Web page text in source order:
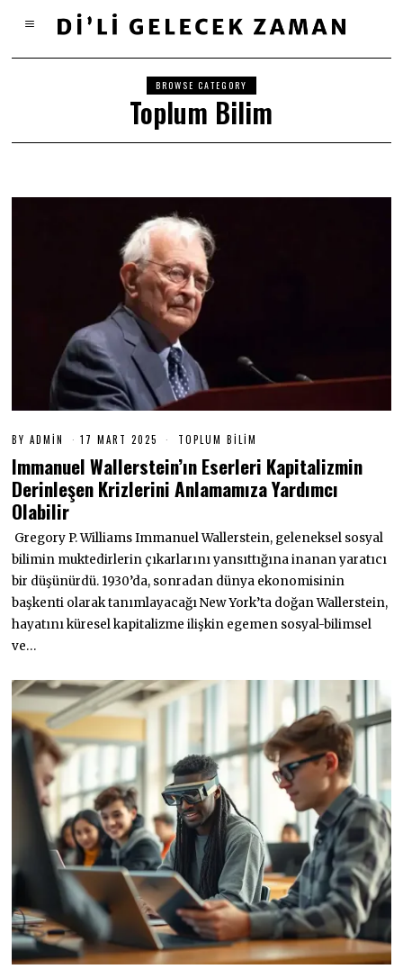
BROWSE CATEGORY
Toplum Bilim
BYADMIN 17 MART 2025
M
R
0
5
TOPLUM BILIM
Immanuel Wallerstein’ın Eserleri Kapitalizmin
Derinleşen Krizlerini Anlamamıza Yardımcı
Olabilir
Gregory P. Williams Immanuel Wallerstein, geleneksel sosyal
bilimin muktedirlerin çıkarlarını yansıttığına inanan yaratıcı
bir düşünürdü. 1930’da, sonradan dünya ekonomisinin
başkenti olarak tanımlayacağı New York’ta doğan Wallerstein,
hayatını küresel kapitalizme ilişkin egemen sosyal-bilimsel
ve…